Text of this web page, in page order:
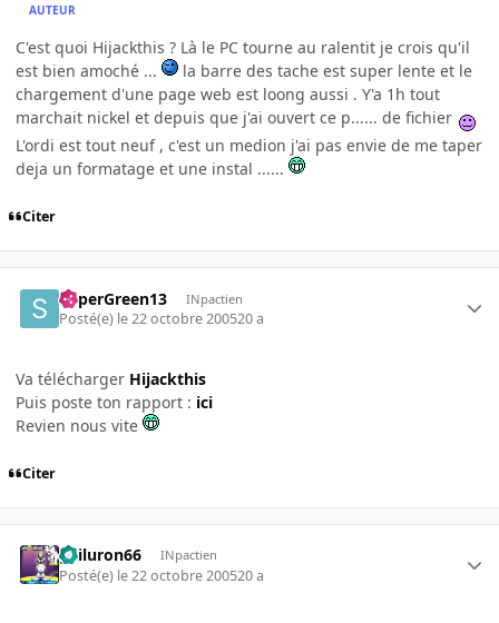
AUTEUR
C'est quoi Hijackthis ? Là le PC tourne au ralentit je crois qu'il
est bien amoché ...
la barre des tache est super lente et le
chargement d'une page web est loong aussi . Y'a 1h tout
marchait nickel et depuis que j'ai ouvert ce p...... de fichier
L'ordi est tout neuf , c'est un medion j'ai pas envie de me taper
deja un formatage et une instal ......
Citer
SuperGreen13 INpactien
Posté(e) le 22 octobre 200520 a
Va télécharger Hijackthis
Puis poste ton rapport : ici
Revien nous vite
Citer
gailuron66 INpactien
Posté(e) le 22 octobre 200520 a